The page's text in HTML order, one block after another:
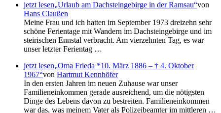
jetzt lesen Urlaub am Dachsteingebirge in der Ramsau von
Hans Claußen
Meine Frau und ich hatten im September 1973 dreizehn sehr
schöne Ferientage mit Wandern im Dachsteingebirge und im
steirischen Ennstal verbracht. Am vierzehnten Tag, es war
unser letzter Ferientag …
jetzt lesen Oma Frieda *10. März 1886 – † 4. Oktober
1967 von Hartmut Kennhöfer
In den ersten Jahren im neuen Zuhause war unser
Familieneinkommen gerade ausreichend, um die nötigsten
Dinge des Lebens davon zu bestreiten. Familieneinkommen
war das, was meinem Vater als Polizeibeamter im mittleren …